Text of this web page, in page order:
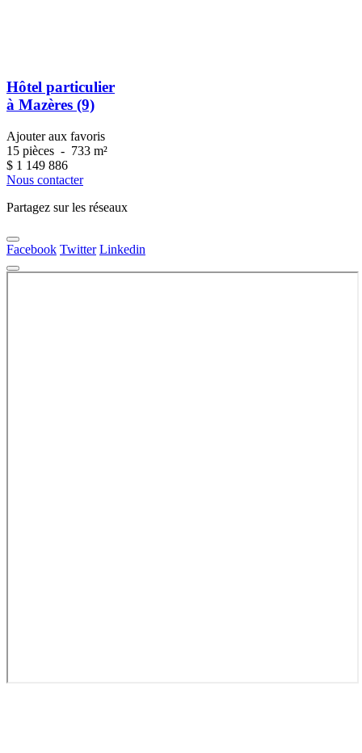
Hôtel particulier
à Mazères (9)
Ajouter aux favoris
15 pièces - 733 m²
$ 1 149 886
Nous contacter
Partagez sur les réseaux
Facebook Twitter Linkedin